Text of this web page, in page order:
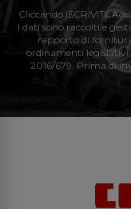
Cliccando ISCRIVITI:
I dati sono raccolti e
rapporto di
ordinamenti legislativi,
2016/679. Prima di